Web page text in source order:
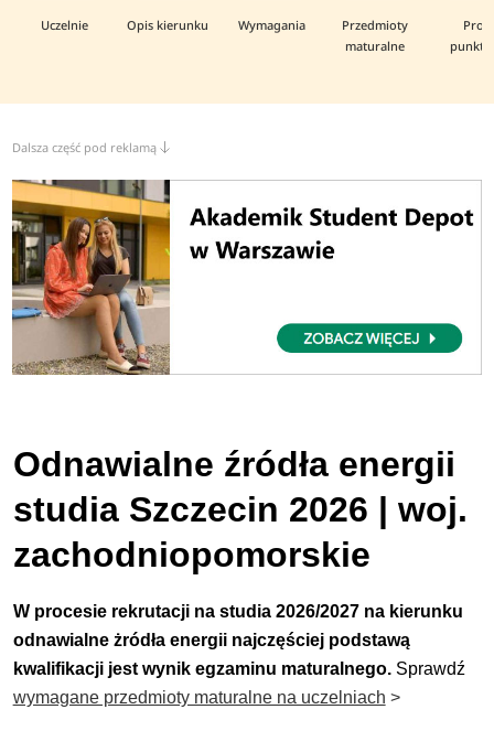
Uczelnie Opis kierunku Wymagania
Przedmioty
maturalne
Dalsza część pod reklamą
Odnawialne źródła energii
studia Szczecin 2026 | woj.
zachodniopomorskie
W procesie rekrutacji na studia 2026/2027 na kierunku
odnawialne żródła energii najczęściej podstawą
kwalifikacji jest wynik egzaminu maturalnego. Sprawdź
wymagane przedmioty maturalne na uczelniach >